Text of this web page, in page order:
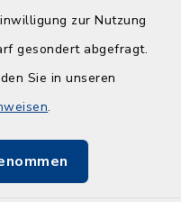
zur Nutzung
gesondert abgefragt.
Sie in unseren
.